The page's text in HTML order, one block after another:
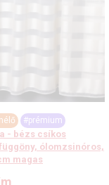
#prémium
- bézs csíkos
ólomzsinóros,
magas